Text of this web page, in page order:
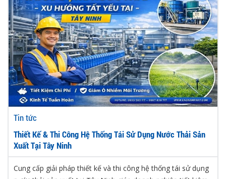
Tin tức
Thiết Kế & Thi Công Hệ Thống Tái Sử Dụng Nước Thải Sản
Xuất Tại Tây Ninh
Cung cấp giải pháp thiết kế và thi công hệ thống tái sử dụng